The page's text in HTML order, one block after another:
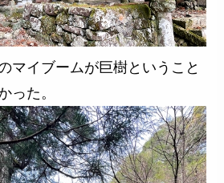
マイブームが巨樹ということ
った。